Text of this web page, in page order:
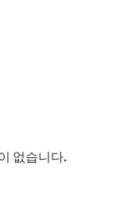
없습니다.